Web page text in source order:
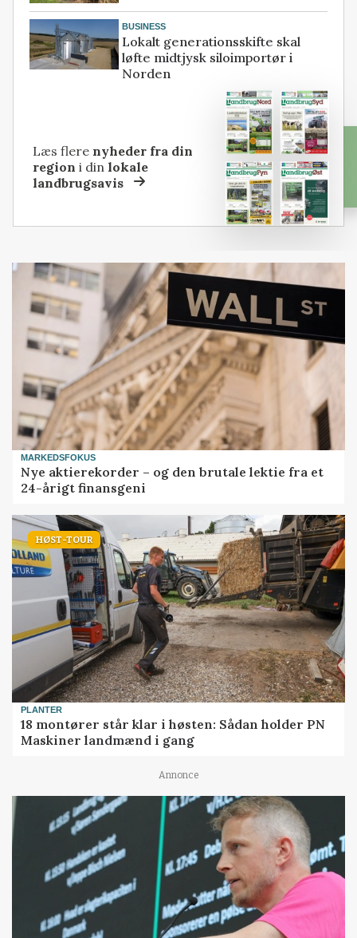
BUSINESS
Lokalt generationsskifte skal
løfte midtjysk siloimportør i
Norden
Læs flere nyheder fra din
region i dinlokale
landbrugsavis
MARKEDSFOKUS
Nye aktierekorder – og den brutale lektie fra et
24-årigt finansgeni
HØST-TOUR
PLANTER
18 montører står klar i høsten: Sådan holder PN
Maskiner landmænd i gang
Annonce